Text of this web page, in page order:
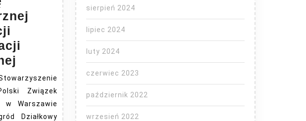
Ogłaszamy
przetarg
na
budowę
Związek
w Warszawie
Działkowy
sierpień 2024
lipiec 2024
luty 2024
czerwiec 2023
październik 2022
wrzesień 2022